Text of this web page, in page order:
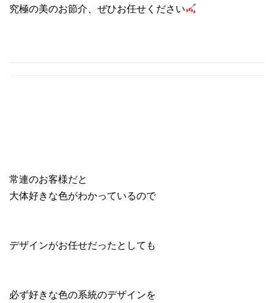
究極の美のお節介、ぜひお任せください
常連のお客様だと
大体好きな色がわかっているので
デザインがお任せだったとしても
必ず好きな色の系統のデザインを